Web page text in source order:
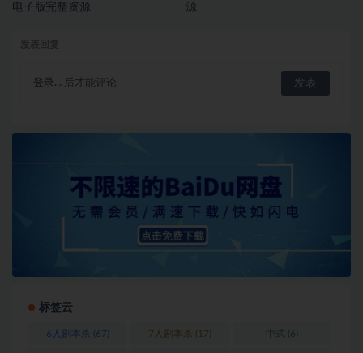
电子版完整资源
源
登录... 后才能评论
标签云
6人剧本杀 (67) 7人剧本杀 (17) 中式 (6)